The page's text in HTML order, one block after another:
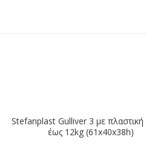
Stefanplast Gulliver 3 με
έως 12kg (61x40x38h)